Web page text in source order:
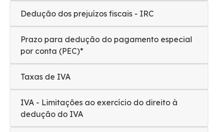
Dedução dos prejuízos fiscais - IRC
Prazo para dedução do pagamento especial
por conta (PEC)*
Taxas de IVA
IVA - Limitações ao exercício do direito à
dedução do IVA